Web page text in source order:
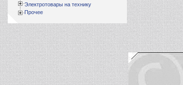
Электротовары на технику
Прочее